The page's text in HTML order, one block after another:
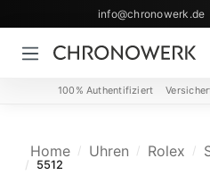
Zum Hauptinhalt springen
info@chronowerk.de
100% Authentifiziert
Home Uhren Rolex
5512